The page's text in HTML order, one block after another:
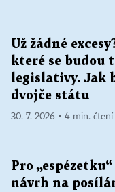
Už žádné
které se budou
legislativy. Jak
dvojče státu
30. 7. 2026 ▪ 4 min. čtení
Pro
návrh na